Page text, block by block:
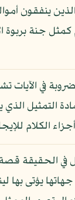
ينفقون
جنة بربوة
في الآيات
التمثيل الذي
الكلام
في الحقيقة
يؤتى